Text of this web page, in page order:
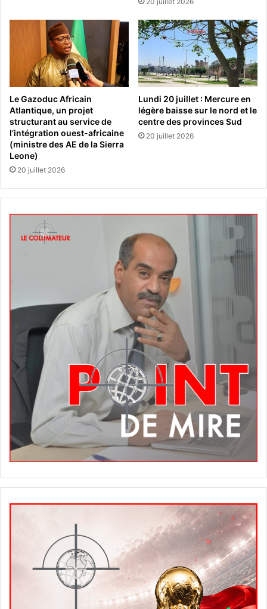
Le Gazoduc Africain
Atlantique, un projet
structurant au service de
l’intégration ouest-africaine
(ministre des AE de la Sierra
Leone)
20 juillet 2026
Lundi 20 juillet : Mercure en
légère baisse sur le nord et le
centre des provinces Sud
20 juillet 2026